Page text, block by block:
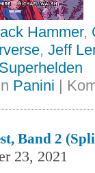
Hammer,
, Jeff
Superhelden
Panini |
Band 2
23, 2021